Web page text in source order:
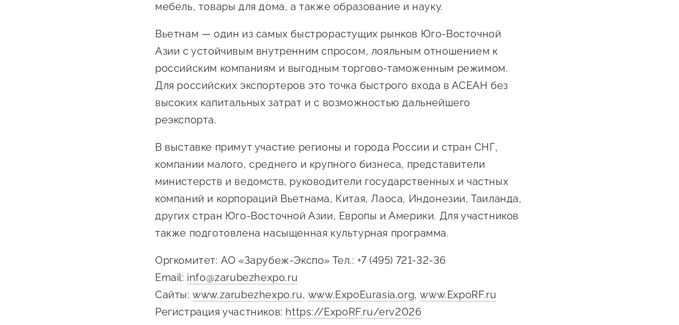
мебель, товары для дома, а также образование и науку.
Вьетнам — один из самых быстрорастущих рынков Юго-Восточной
Азии с устойчивым внутренним спросом, лояльным отношением к
российским компаниям и выгодным торгово-таможенным режимом.
Для российских экспортеров это точка быстрого входа в АСЕАН без
высоких капитальных затрат и с возможностью дальнейшего
реэкспорта.
В выставке примут участие регионы и города России и стран СНГ,
компании малого, среднего и крупного бизнеса, представители
министерств и ведомств, руководители государственных и частных
компаний и корпораций Вьетнама, Китая, Лаоса, Индонезии, Таиланда,
других стран Юго-Восточной Азии, Европы и Америки. Для участников
также подготовлена насыщенная культурная программа.
Оргкомитет: АО «Зарубеж-Экспо» Тел.: +7 (495) 721-32-36
Email: info@zarubezhexpo.ru
Сайты:www.zarubezhexpo.ru, www.ExpoEurasia.org,www.ExpoRF.ru
Регистрация участников: https://ExpoRF.ru/erv2026